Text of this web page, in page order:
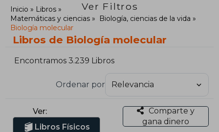
Ver Filtros
Inicio
Libros
Matemáticas y ciencias
Biología, ciencias de la vida
Biología molecular
Libros de Biología molecular
Encontramos 3.239 Libros
Ordenar por
Ver:
Libros Físicos
Comparte y
gana dinero